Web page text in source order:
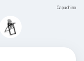
Capuchino